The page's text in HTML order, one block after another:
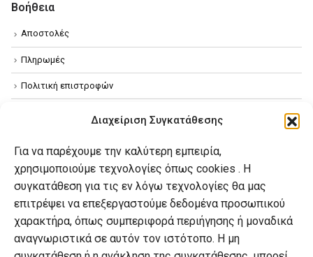
Διαχείριση Συγκατάθεσης
Για να παρέχουμε την καλύτερη εμπειρία,
χρησιμοποιούμε τεχνολογίες όπως cookies . Η
συγκατάθεση για τις εν λόγω τεχνολογίες θα μας
επιτρέψει να επεξεργαστούμε δεδομένα προσωπικού
χαρακτήρα, όπως συμπεριφορά περιήγησης ή μοναδικά
αναγνωριστικά σε αυτόν τον ιστότοπο. Η μη
Βοήθεια
Αποστολές
Πληρωμές
Πολιτική επιστροφών
Πολιτική Cookies
Ο λογαριασμός μου